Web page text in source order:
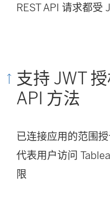
REST API 请求都受
支持 JWT
API 方法
已连接应用的范围
代表用户访问
限